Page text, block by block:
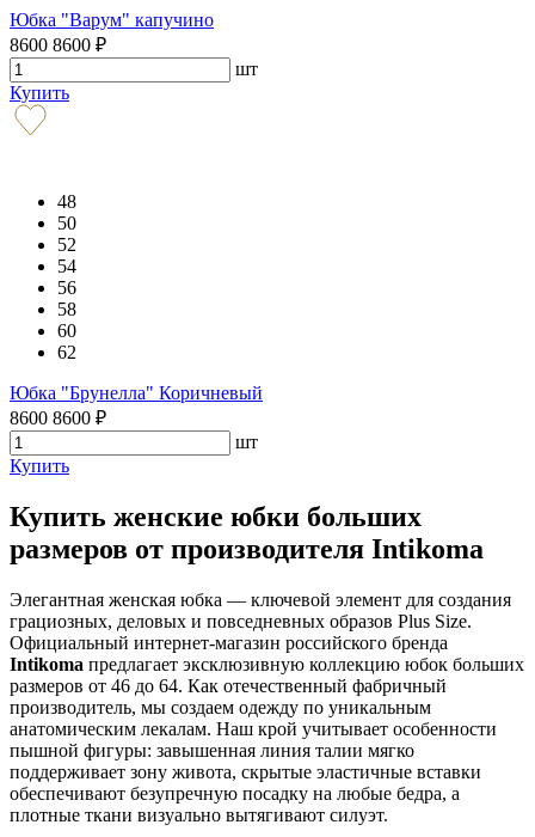
Юбка "Варум" капучино
8600 8600 ₽
шт
Купить
48
50
52
54
56
58
60
62
Юбка "Брунелла" Коричневый
8600 8600 ₽
шт
Купить
Купить женские юбки больших
размеров от производителя Intikoma
Элегантная женская юбка — ключевой элемент для создания
грациозных, деловых и повседневных образов Plus Size.
Официальный интернет-магазин российского бренда
Intikoma предлагает эксклюзивную коллекцию юбок больших
размеров от 46 до 64. Как отечественный фабричный
производитель, мы создаем одежду по уникальным
анатомическим лекалам. Наш крой учитывает особенности
пышной фигуры: завышенная линия талии мягко
поддерживает зону живота, скрытые эластичные вставки
обеспечивают безупречную посадку на любые бедра, а
плотные ткани визуально вытягивают силуэт.